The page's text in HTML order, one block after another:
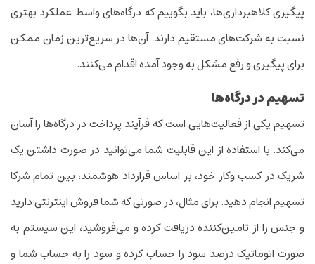
پیگیری کلاهبرداری‌ها، باید بگوییم که درگاه‌های واسط عملکرد بهتری
نسبت به شرکت‌های مستقیم دارند. آن‌ها در سریع‌ترین زمان ممکن
برای پیگیری و رفع مشکل به وجود آمده اقدام می‌کنند.
تسهیم در درگاه‌ها
تسهیم یکی از فعالیت‌هایی است که فرآیند پرداخت در درگاه‌ها را آسان
می‌کند. با استفاده از این قابلیت شما می‌توانید در صورت داشتن یک
شریک در کسب وکار خود، بر اساس قرارداد هوشمند، بین تمام شرکا
تسهیم انجام دهید. برای مثال، در صورتی که شما فروش اینترنتی دارید
و جنس را از تامین‌کننده دریافت کرده و می‌فروشید، این سیستم به
صورت اتوماتیک درصد سود را حساب کرده و سود را به حساب شما و